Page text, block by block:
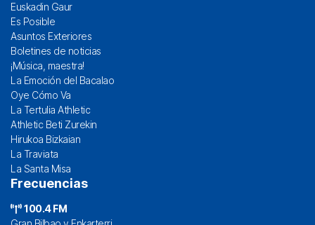
Euskadin Gaur
Es Posible
Asuntos Exteriores
Boletines de noticias
¡Música, maestra!
La Emoción del Bacalao
Oye Cómo Va
La Tertulia Athletic
Athletic Beti Zurekin
Hirukoa Bizkaian
La Traviata
La Santa Misa
Frecuencias
100.4 FM